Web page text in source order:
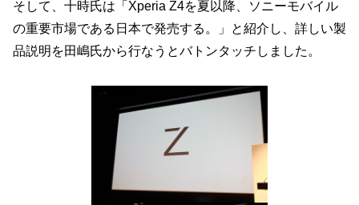
そして、十時氏は「Xperia Z4を夏以降、ソニーモバイル
の重要市場である日本で発売する。」と紹介し、詳しい製
品説明を田嶋氏から行なうとバトンタッチしました。